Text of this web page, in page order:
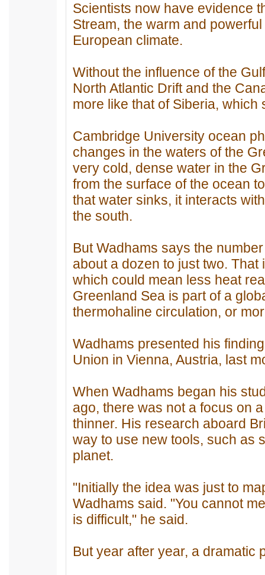
Scientists now have evidence
Stream, the warm and
European climate.
Without the influence of the
North Atlantic Drift and the
more like that of Siberia, which
Cambridge University ocean
changes in the waters of the
very cold, dense water in the
from the surface of the ocean
that water sinks, it interacts
the south.
But Wadhams says the
about a dozen to just two.
which could mean less heat
Greenland Sea is part of a
thermohaline circulation, or
Wadhams presented his
Union in Vienna, Austria, last
When Wadhams began his
ago, there was not a focus on
thinner. His research aboard
way to use new tools, such as
planet.
"Initially the idea was just to
Wadhams said. "You cannot
is difficult," he said.
But year after year, a dramatic